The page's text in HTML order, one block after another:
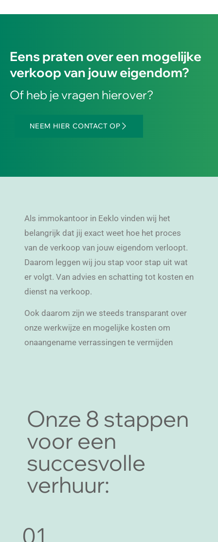
Eens praten over een mogelijke
verkoop van jouw eigendom?
Of heb je vragen hierover?
NEEM HIER CONTACT OP
Als immokantoor in Eeklo vinden wij het
belangrijk dat jij exact weet hoe het proces
van de verkoop van jouw eigendom verloopt.
Daarom leggen wij jou stap voor stap uit wat
er volgt. Van advies en schatting tot kosten en
dienst na verkoop.
Ook daarom zijn we steeds transparant over
onze werkwijze en mogelijke kosten om
onaangename verrassingen te vermijden
Onze 8 stappen
voor een
succesvolle
verhuur:
01